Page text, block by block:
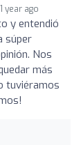
1 year ago
y entendió
súper
Nos
más
tuviéramos